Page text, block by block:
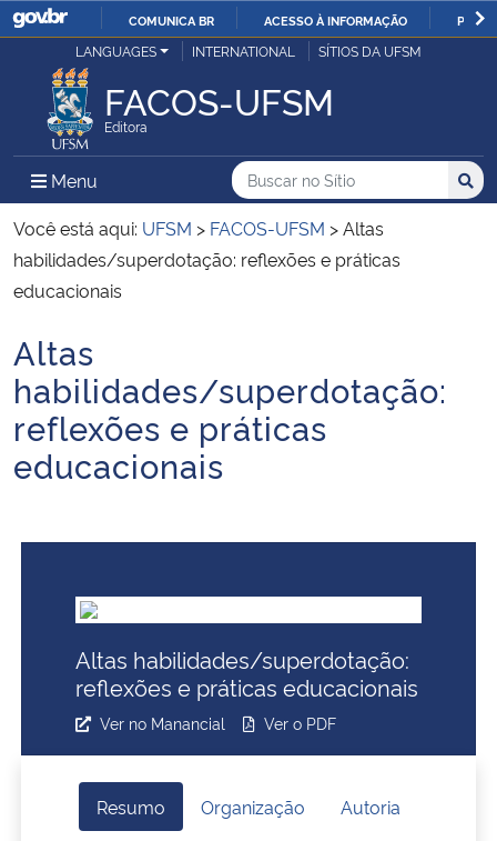
IR
O
COMUNICA BR ACESSO À INFORMAÇÃO
Ministério da Justiça e Segurança Pública
Ministério da Defesa
Ministério das Relações Exteriores
Ministério da Economia
Ministério da Infraestrutura
Ministério da Agricultura, Pecuária e Abastecimento
Ministério da Educação
Ministério da Ciência, Tecnologia, Inovações e Comunicações
Ministério do Meio Ambiente
Ministério do Turismo
LANGUAGES INTERNATIONAL SÍTIOS DA UFSM
FACOS-UFSM
Editora
Menu Menu Principal do Sítio
Busca
Buscar no no Sítio
Busca:
Você está aqui: UFSM > FACOS-UFSM >Altas
habilidades/superdotação: reflexões e práticas
educacionais
Início do conteúdo
Altas
habilidades/superdotação:
reflexões e práticas
educacionais
Altas habilidades/superdotação:
reflexões e práticas educacionais
Ver no Manancial Ver o PDF
Resumo Organização
Autoria